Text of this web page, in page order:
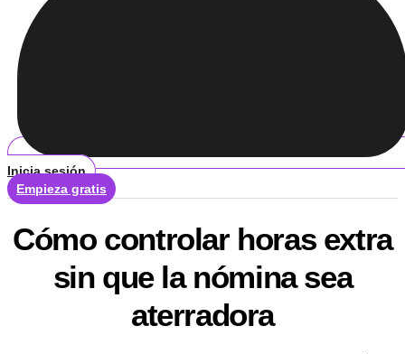
Inicia sesión
Empieza gratis
Cómo controlar horas extra
sin que la nómina sea
aterradora